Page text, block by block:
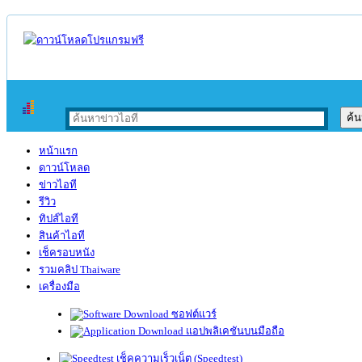
หน้าแรก
ดาวน์โหลด
ข่าวไอที
รีวิว
ทิปส์ไอที
สินค้าไอที
เช็ครอบหนัง
รวมคลิป Thaiware
เครื่องมือ
ซอฟต์แวร์
แอปพลิเคชันบนมือถือ
เช็คความเร็วเน็ต (Speedtest)